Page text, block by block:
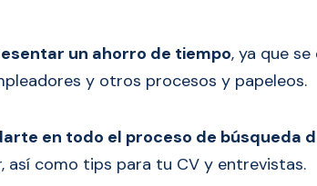
un ahorro de tiempo, ya que
y otros procesos y papeleos.
en todo el proceso de búsqueda
así como tips para tu CV y entrevistas.